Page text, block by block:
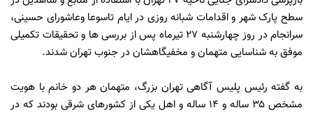
سطح پارک شهر و اقدامات شبانه روزی در ایام تاسوعا وعاشورای حسینی،
سرانجام در روز چهارشنبه ۲۷ تیرماه پس از بررسی ها و تحقیقات تکمیلی
موفق به شناسایی متهمان و مخفیگاهشان در جنوب تهران شدند.
به گفته رئیس پلیس آگاهی تهران بزرگ، متهمان هر دو خانم با هویت
مشخص ۳۵ ساله و ۱۴ ساله و اهل یکی از کشورهای شرقی بودند که در